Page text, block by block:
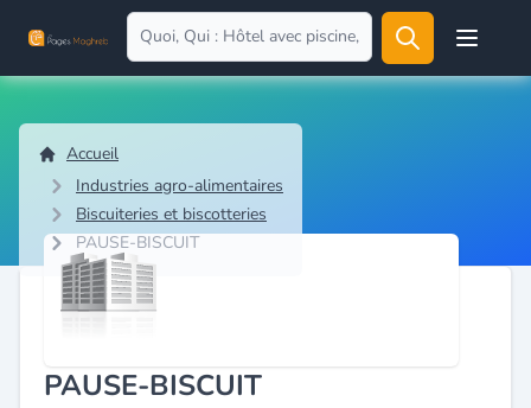
Open
Accueil
Industries agro-alimentaires
Biscuiteries et biscotteries
PAUSE-BISCUIT
PAUSE-BISCUIT